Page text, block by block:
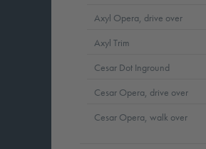
Axyl Opera, drive over
Axyl Trim
Cesar Dot Inground
Cesar Opera, drive over
Cesar Opera, walk over